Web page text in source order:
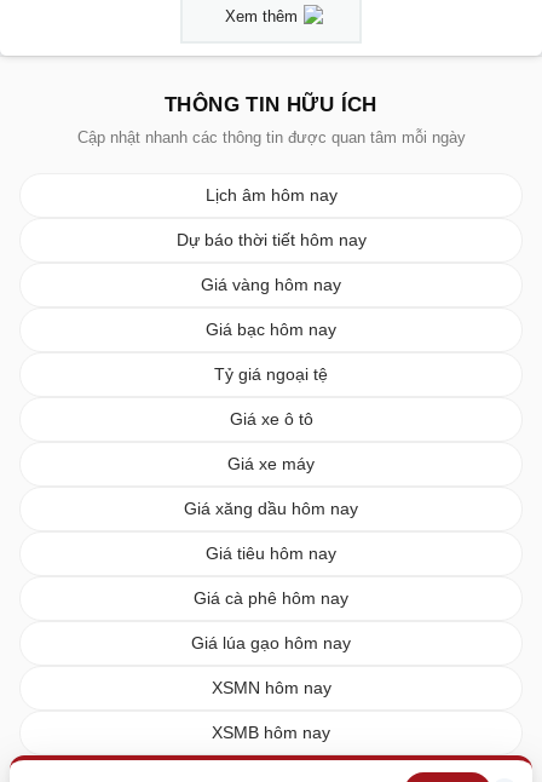
Xem thêm
THÔNG TIN HỮU ÍCH
Cập nhật nhanh các thông tin được quan tâm mỗi ngày
Lịch âm hôm nay
Dự báo thời tiết hôm nay
Giá vàng hôm nay
Giá bạc hôm nay
Tỷ giá ngoại tệ
Giá xe ô tô
Giá xe máy
Giá xăng dầu hôm nay
Giá tiêu hôm nay
Giá cà phê hôm nay
Giá lúa gạo hôm nay
XSMN hôm nay
XSMB hôm nay